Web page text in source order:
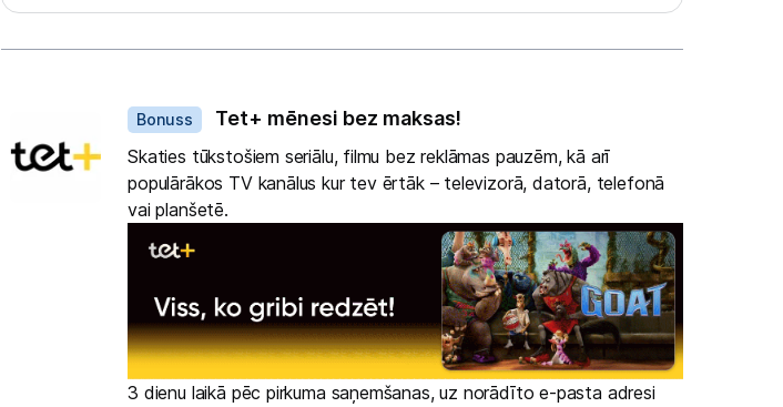
Bonuss Tet+ mēnesi bez maksas!
Skaties tūkstošiem seriālu, filmu bez reklāmas pauzēm, kā arī
populārākos TV kanālus kur tev ērtāk – televizorā, datorā, telefonā
vai planšetē.
3 dienu laikā pēc pirkuma saņemšanas, uz norādīto e-pasta adresi